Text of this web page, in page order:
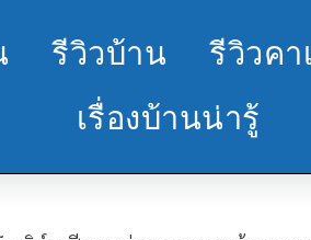
รีวิวบ้าน รีวิวคา
เรื่องบ้านน่ารู้